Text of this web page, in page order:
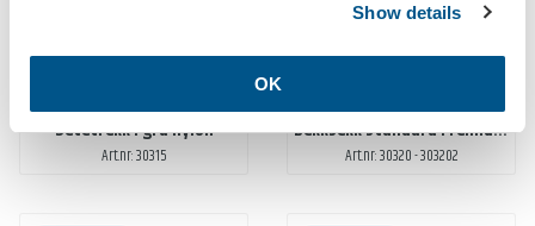
Show details
OK
Setetrekk i grå nylon
Art.nr: 30315
Dekksekk standard Premium med trykk
Art.nr: 30320 - 303202